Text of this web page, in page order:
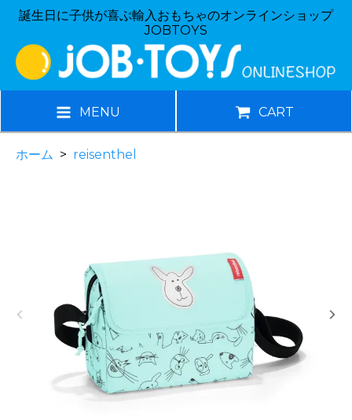
誕生日に子供が喜ぶ輸入おもちゃのオンラインショップ
JOBTOYS
MENU CART
ホーム > reisenthel